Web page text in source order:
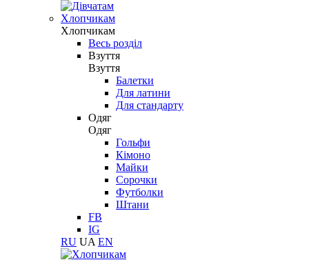
Хлопчикам
Хлопчикам
Весь розділ
Взуття
Взуття
Балетки
Для латини
Для стандарту
Одяг
Одяг
Гольфи
Кімоно
Майки
Сорочки
Футболки
Штани
FB
IG
RU UA EN